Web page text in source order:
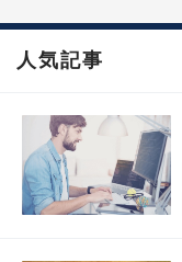
人気記事